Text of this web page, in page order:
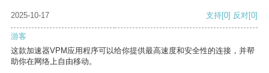
2025-10-17 支持[0] 反对[0]
游客
这款加速器VPM应用程序可以给你提供最高速度和安全性的连接，并帮
助你在网络上自由移动。